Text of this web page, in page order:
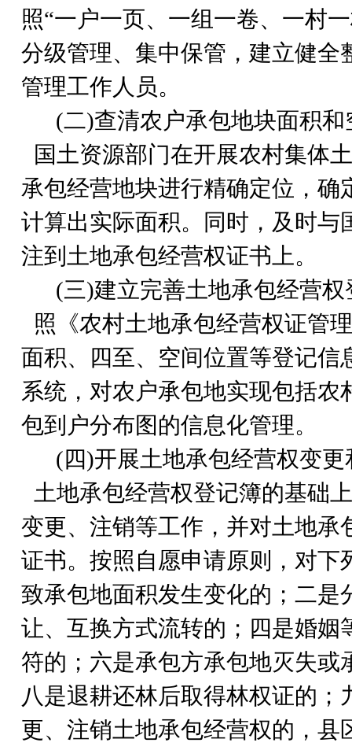
照“一户一页、一组一卷、一村
分级管理、集中保管，建立健
管理工作人员。
(二)查清农户承包地块面积
国土资源部门在开展农村集体
承包经营地块进行精确定位，确
计算出实际面积。同时，及时
注到土地承包经营权证书上。
(三)建立完善土地承包经营
照《农村土地承包经营权证管
面积、四至、空间位置等登记
系统，对农户承包地实现包括
包到户分布图的信息化管理。
(四)开展土地承包经营权变
土地承包经营权登记簿的基础
变更、注销等工作，并对土地
证书。按照自愿申请原则，对
致承包地面积发生变化的；二
让、互换方式流转的；四是婚
符的；六是承包方承包地灭失
八是退耕还林后取得林权证的
更、注销土地承包经营权的，